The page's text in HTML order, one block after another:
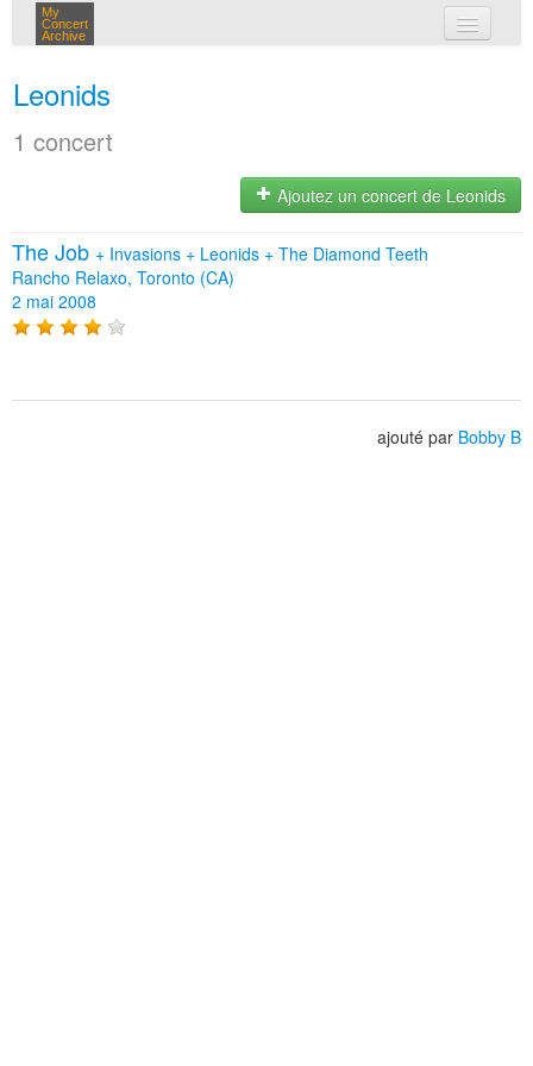
My
Concert
Archive
Leonids
1 concert
Ajoutez un concert de Leonids
The Job + Invasions + Leonids + The Diamond Teeth
Rancho Relaxo, Toronto (CA)
2 mai 2008
ajouté par Bobby B